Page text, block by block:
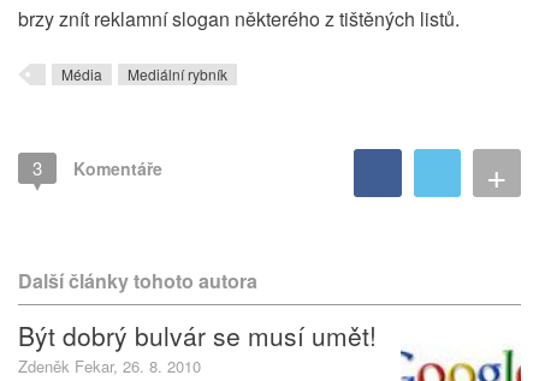
brzy znít reklamní slogan některého z tištěných listů.
Média Mediální rybník
3 Komentáře +
Další články tohoto autora
Být dobrý bulvár se musí umět!
Zdeněk Fekar, 26. 8. 2010